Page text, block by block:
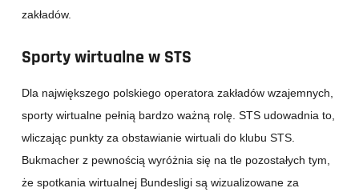
zakładów.
Sporty wirtualne w STS
Dla największego polskiego operatora zakładów wzajemnych,
sporty wirtualne pełnią bardzo ważną rolę. STS udowadnia to,
wliczając punkty za obstawianie wirtuali do klubu STS.
Bukmacher z pewnością wyróżnia się na tle pozostałych tym,
że spotkania wirtualnej Bundesligi są wizualizowane za